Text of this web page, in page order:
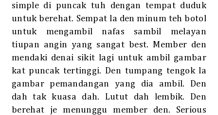
simple di puncak tuh dengan tempat duduk
untuk berehat. Sempat la den minum teh botol
untuk mengambil nafas sambil melayan
tiupan angin yang sangat best. Member den
mendaki denai sikit lagi untuk ambil gambar
kat puncak tertinggi. Den tumpang tengok la
gambar pemandangan yang dia ambil. Den
dah tak kuasa dah. Lutut dah lembik. Den
berehat je menunggu member den. Serious